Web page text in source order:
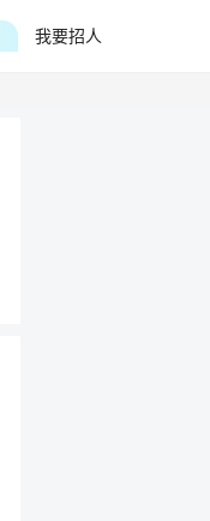
我要招人